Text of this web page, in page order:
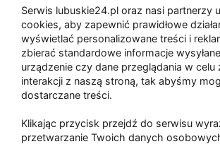
Zaatakował seniora
Akcja po pożarze w
Ruszyła rozbiórka
Serwis lubuskie24.pl oraz nasi partnerzy
cookies, aby zapewnić prawidłowe
wyświetlać personalizowane treści i
zbierać standardowe informacje
urządzenie czy dane przeglądania w celu
interakcji z naszą stroną, tak abyśmy
dostarczane treści.
Klikając przycisk przejdź do serwisu
przetwarzanie Twoich danych